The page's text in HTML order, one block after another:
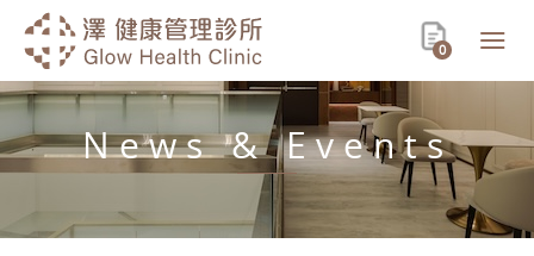
0
News & Events